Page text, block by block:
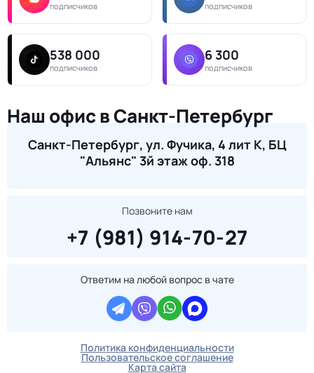
подписчиков подписчиков
538 000
подписчиков
6 300
подписчиков
Наш офис в Санкт-Петербург
Санкт-Петербург, ул. Фучика, 4 лит К, БЦ
"Альянс" 3й этаж оф. 318
Позвоните нам
+7 (981) 914-70-27
Ответим на любой вопрос в чате
Политика конфиденциальности
Пользовательское соглашение
Карта сайта